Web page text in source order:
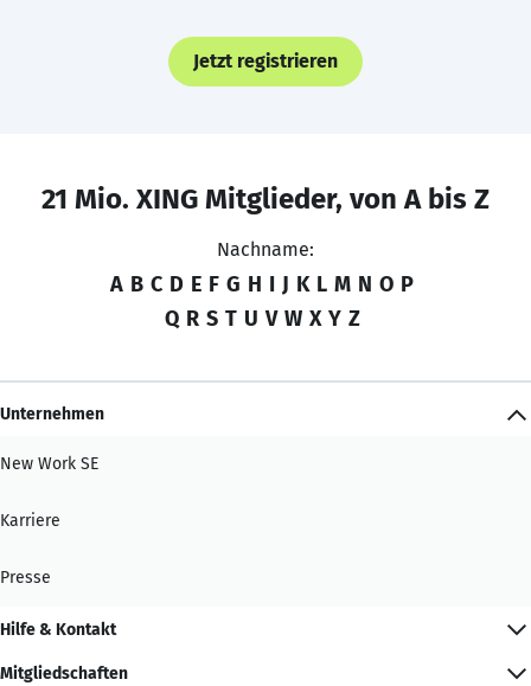
Jetzt registrieren
21 Mio. XING Mitglieder, von A bis Z
Nachname:
A B C D E F G H I J K L M N O P
Q R S T U V W X Y Z
Unternehmen
New Work SE
Karriere
Presse
Hilfe & Kontakt
Mitgliedschaften